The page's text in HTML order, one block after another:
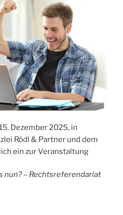
Dezember 2025, in
Rödl & Partner und dem
ein zur Veranstaltung
nun? – Rechtsreferendariat